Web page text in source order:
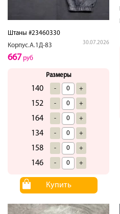
Штаны #23460330
Корпус.А.1Д-83
30.07.2026
667 руб
Размеры
140 - +
152 - +
164 - +
134 - +
158 - +
146 - +
Купить